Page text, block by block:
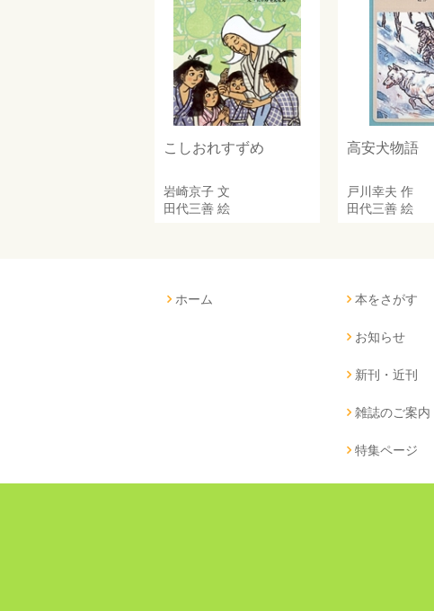
こしおれすずめ
岩崎京子 文
田代三善 絵
高安犬物語
戸川幸夫 作
田代三善 絵
ホーム 本をさがす
お知らせ
新刊・近刊
雑誌のご案内
特集ページ